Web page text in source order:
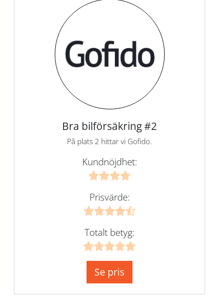
Bra bilförsäkring #2
På plats 2 hittar vi Gofido.
Kundnöjdhet:
Prisvärde:
Totalt betyg:
Se pris